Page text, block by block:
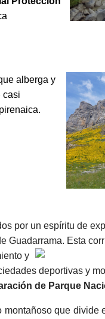
alberga y
casi
por un espíritu de
Guadarrama. Esta
y
deportivas y
de Parque
que divide